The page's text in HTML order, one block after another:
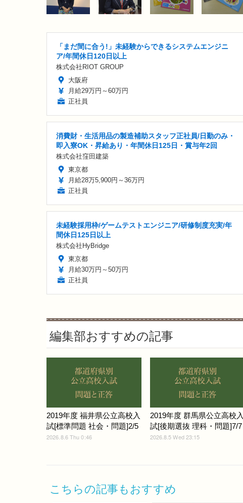
「まだ間に合う!」未経験からできるシステムエンジニ
ア/年間休日120日以上
株式会社RIOT GROUP
大阪府
月給29万円～60万円
正社員
消費財・生活用品の製造補助スタッフ正社員/日勤のみ・
即入寮OK・昇給あり・年間休日125日・賞与年2回
株式会社窪田建築
東京都
月給28万5,900円～36万円
正社員
未経験採用枠/ゲームテストエンジニア/研修制度充実/年
間休日125日以上
株式会社HyBridge
東京都
月給30万円～50万円
正社員
編集部おすすめの記事
2019年度 福井県公立高校入
試[標準問題 社会・問題]2/5
2026.8.6 Thu 0:46
2019年度 群馬県公立高校入
試[後期選抜 理科・問題]7/7
2026.8.5 Wed 23:15
こちらの記事もおすすめ